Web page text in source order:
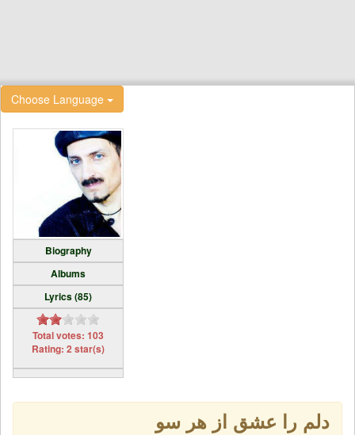
Choose Language
Biography
Albums
Lyrics (85)
Total votes: 103
Rating: 2 star(s)
دلم را عشق از هر سو